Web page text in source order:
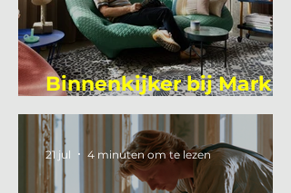
Binnenkijker bij Mark
Mutsaers
21 jul 4 minuten om te lezen